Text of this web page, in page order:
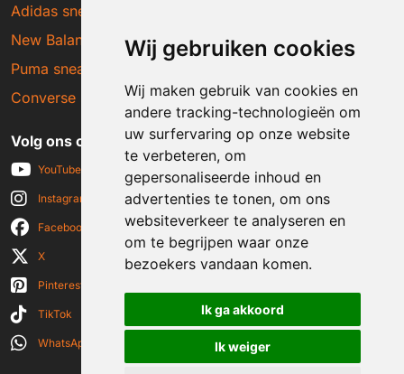
Wij gebruiken cookies
Wij maken gebruik van cookies en
andere tracking-technologieën om
uw surfervaring op onze website
te verbeteren, om
gepersonaliseerde inhoud en
advertenties te tonen, om ons
websiteverkeer te analyseren en
om te begrijpen waar onze
bezoekers vandaan komen.
Ik ga akkoord
Ik weiger
Adidas sneakers
New Balance sneakers
Puma sneakers
Converse sneakers
Volg ons op social media
YouTube
Instagram
Facebook
X
Pinterest
TikTok
WhatsApp